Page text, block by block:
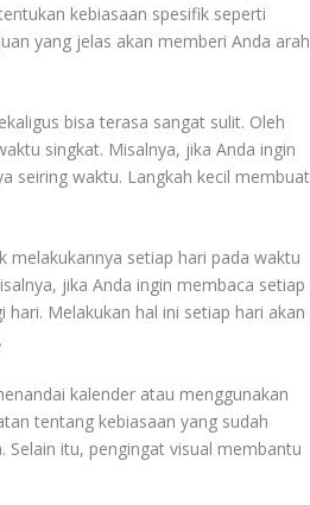
kebiasaan spesifik seperti
yang jelas akan memberi Anda arah
bisa terasa sangat sulit. Oleh
singkat. Misalnya, jika Anda ingin
seiring waktu. Langkah kecil membuat
melakukannya setiap hari pada waktu
jika Anda ingin membaca setiap
Melakukan hal ini setiap hari akan
kalender atau menggunakan
tentang kebiasaan yang sudah
itu, pengingat visual membantu